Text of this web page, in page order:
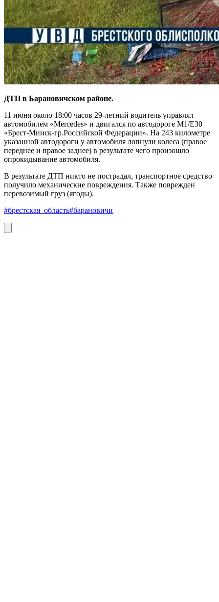
ДТП в Барановичском районе.
11 июня около 18:00 часов 29-летний водитель управлял
автомобилем «Mercedes» и двигался по автодороге М1/Е30
«Брест-Минск-гр.Российской Федерации». На 243 километре
указанной автодороги у автомобиля лопнули колеса (правое
переднее и правое заднее) в результате чего произошло
опрокидывание автомобиля.
В результате ДТП никто не пострадал, транспортное средство
получило механические повреждения. Также поврежден
перевозимый груз (ягоды).
#брестская_область#барановичи